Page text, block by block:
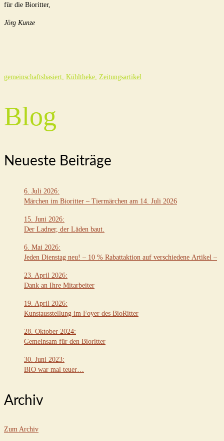
für die Bioritter,
Jörg Kunze
gemeinschaftsbasiert Kühltheke Zeitungsartikel
Blog
Neueste Beiträge
6. Juli 2026:
Märchen im Bioritter – Tiermärchen am 14. Juli 2026
15. Juni 2026:
Der Ladner, der Läden baut.
6. Mai 2026:
Jeden Dienstag neu! – 10 % Rabattaktion auf verschiedene Artikel –
23. April 2026:
Dank an Ihre Mitarbeiter
19. April 2026:
Kunstausstellung im Foyer des BioRitter
28. Oktober 2024:
Gemeinsam für den Bioritter
30. Juni 2023:
BIO war mal teuer…
Archiv
Zum Archiv